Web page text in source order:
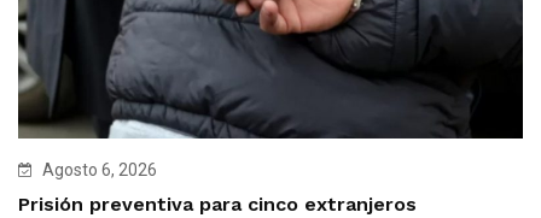
Agosto 6, 2026
Prisión preventiva para cinco extranjeros